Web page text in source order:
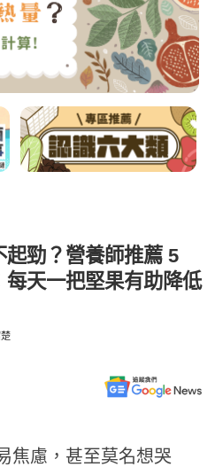
勁？營養師推薦 5
天一把堅果有助降低
焦慮，甚至莫名想哭